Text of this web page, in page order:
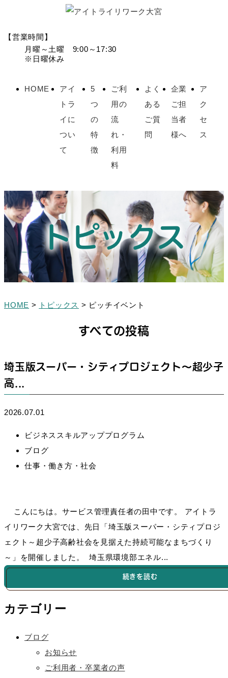
【営業時間】
月曜～土曜 9:00～17:30
※日曜休み
HOME
アイ
トラ
イに
つい
て
5
つ
の
特
徴
ご利
用の
流
れ・
利用
料
よく
ある
ご質
問
企業
ご担
当者
様へ
ア
ク
セ
ス
トピックス
HOME > トピックス > ピッチイベント
すべての投稿
埼玉版スーパー・シティプロジェクト～超少子
高...
2026.07.01
ビジネススキルアッププログラム
ブログ
仕事・働き方・社会
こんにちは。サービス管理責任者の田中です。 アイトラ
イリワーク大宮では、先日「埼玉版スーパー・シティプロジ
ェクト～超少子高齢社会を見据えた持続可能なまちづくり
～」を開催しました。 埼玉県環境部エネル...
続きを読む
カテゴリー
ブログ
お知らせ
ご利用者・卒業者の声